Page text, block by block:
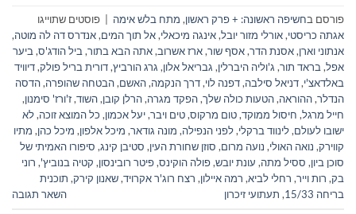
פורסם בחשיפה ראשונה: + פרק ראשון, מתח בלש אימה
פוסטים שתוייגו
אגתה כריסטי,אורלי מזור יובל,אינגה מיכאלי,אל תוך המים,אנדרס דה לה מוטה,
אנתוני וארן,אסנת הדר,אסף שור,ארז אשרוב,אתה הבא בתור,ביל הודג'ס,ביער
אפל,בראד תור, ג'וליה היברלין, גבריאל אלון, גרג הורביץ,דורית בריל פולק,דיוויד
באלדאצ'י,דניאל סילבה,דפנה לוי,דרך הנקמה,האשם,הבטחה שהופרה,הדסה
הנדלר,ההוראה,הטעות כולה שלך,הפקד מגרה,הרלן קובן,השוד,ז'ורז' סימנון,
חייל מרגל, חיסול ממוקד,טום מרקוס,טים ויבר,יעל אכמון, כל המוצא זוכה,לא
ישובו לעולם,לינווד ברקלי,לפני הנפילה, מונה גודאר, מיכל אלפון, מיכל כהן, מתיו
קווירק, נואה האולי, נועה מרום, סוזן שחורת העין, סטיבן קינג, סיפורו האמיתי של
סוכן ביון, ססיל מתה, עונת יובש,פולה הוקינס,פיטר רובינסון, קטיה בנוביץ', רוני
בק, רות וייר, רחלי לביא, רמה איילון, רצח רוג'ר אקרויד,שאנון קירק, תוכנית
בריחה 15/33
, תעתועי זיכרון השאר תגובה